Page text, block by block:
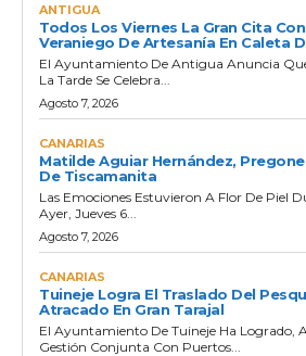
ANTIGUA
Todos Los Viernes La Gran Cita
Veraniego De Artesanía En Caleta
El Ayuntamiento De Antigua Anuncia Que
La Tarde Se Celebra...
Agosto 7, 2026
CANARIAS
Matilde Aguiar Hernández,
De Tiscamanita
Las Emociones Estuvieron A Flor De Piel
Ayer, Jueves 6...
Agosto 7, 2026
CANARIAS
Tuineje Logra El Traslado Del
Atracado En Gran Tarajal
El Ayuntamiento De Tuineje Ha Logrado,
Gestión Conjunta Con Puertos...